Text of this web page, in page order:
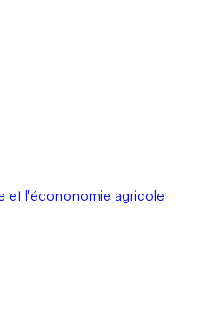
et l'écononomie agricole